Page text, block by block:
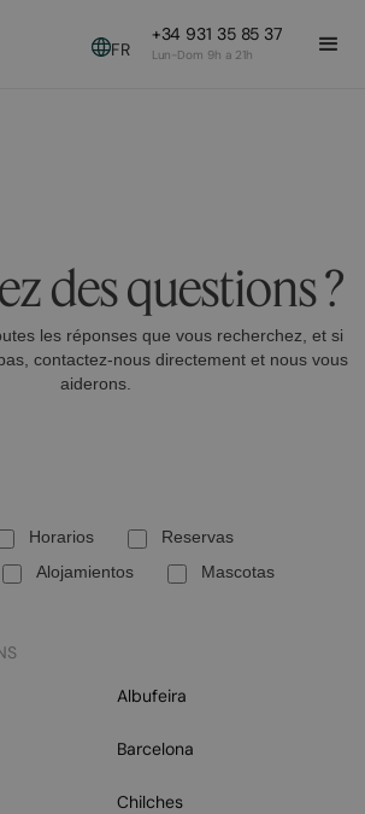
FR
+34 931 35 85 37
Lun-Dom 9h a 21h
des questions ?
les réponses que vous recherchez, et si
contactez-nous directement et nous vous
aiderons.
Horarios
Reservas
Alojamientos Mascotas
Albufeira
Barcelona
Chilches